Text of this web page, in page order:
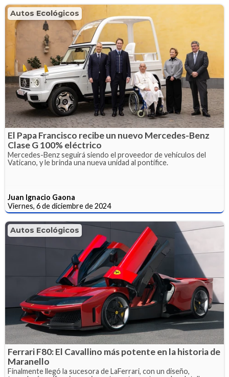
Autos Ecológicos
El Papa Francisco recibe un nuevo Mercedes-Benz
Clase G 100% eléctrico
Mercedes-Benz seguirá siendo el proveedor de vehículos del
Vaticano, y le brinda una nueva unidad al pontífice.
Juan Ignacio Gaona
Viernes, 6 de diciembre de 2024
Autos Ecológicos
Ferrari F80: El Cavallino más potente en la historia de
Maranello
Finalmente llegó la sucesora de LaFerrari, con un diseño,